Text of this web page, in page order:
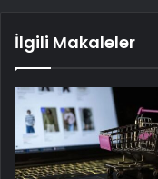
İlgili Makaleler